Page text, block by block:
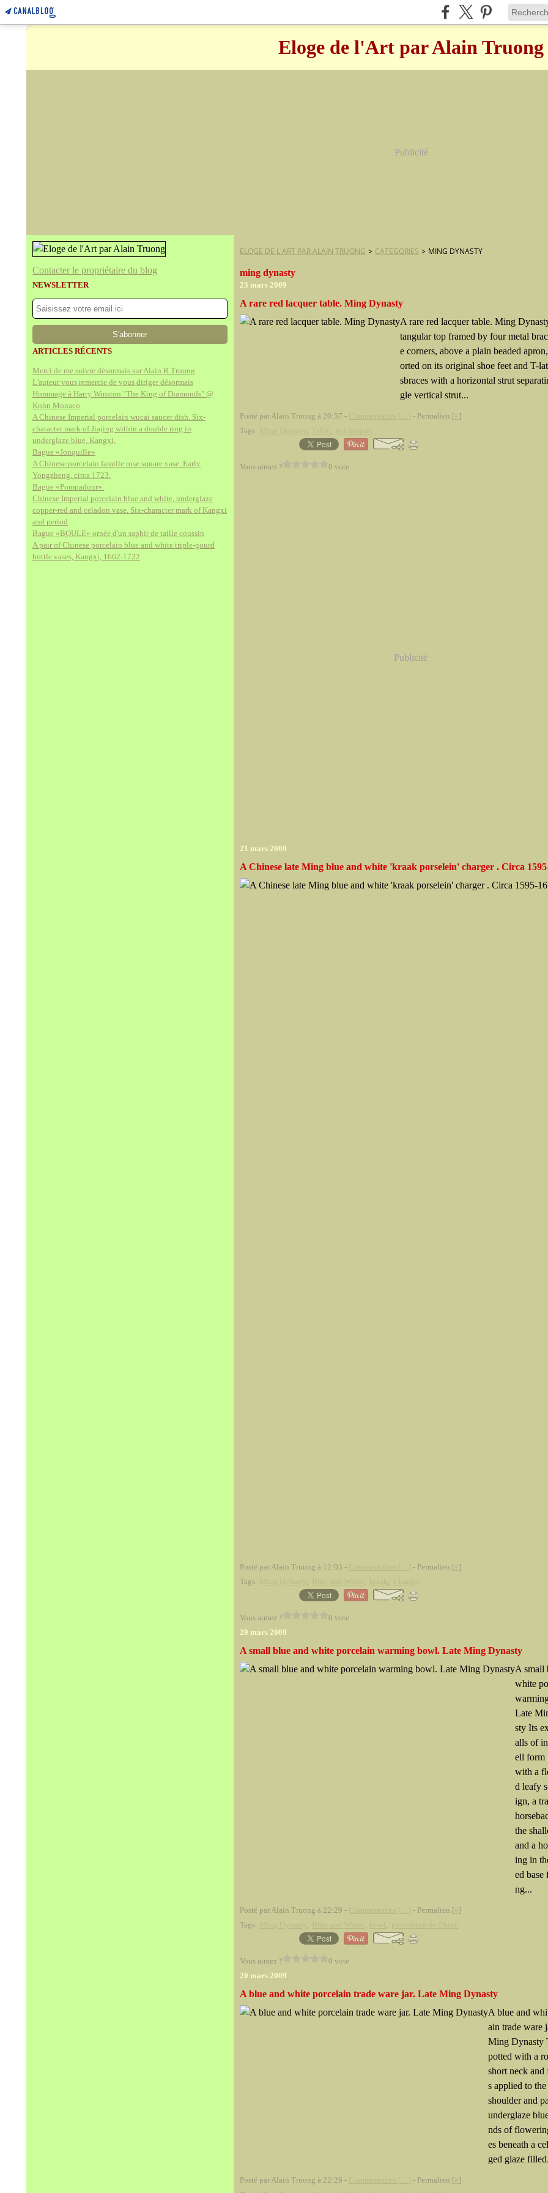
Eloge de l'Art par Alain Truong
Publicité
Contacter le propriétaire du blog
NEWSLETTER
ARTICLES RÉCENTS
Merci de me suivre désormais sur Alain.R.Truong
L'auteur vous remercie de vous diriger désormais
Hommage à Harry Winston "The King of Diamonds" @
Kohn Monaco
A Chinese Imperial porcelain wucai saucer dish. Six-
character mark of Jiajing within a double ring in
underglaze blue, Kangxi,
Bague «Jonquille»
A Chinese porcelain famille rose square vase. Early
Yongzheng, circa 1723.
Bague «Pompadour».
Chinese Imperial porcelain blue and white, underglaze
copper-red and celadon vase. Six-character mark of Kangxi
and period
Bague «BOULE» ornée d'un saphir de taille coussin
A pair of Chinese porcelain blue and white triple-gourd
bottle vases, Kangxi, 1662-1722
ELOGE DE L'ART PAR ALAIN TRUONG > CATEGORIES > MING DYNASTY
ming dynasty
23 mars 2009
A rare red lacquer table. Ming Dynasty
A rare red lacquer table. Ming
tangular top framed by four metal
e corners, above a plain beaded
orted on its original shoe feet and T-
sbraces with a horizontal strut
gle vertical strut...
Posté par Alain Truong à 20:57 - - Permalien [ ]
Tags:
, ,
Vous aimez ? 0 vote
Publicité
21 mars 2009
A Chinese late Ming blue and white 'kraak porselein' charger . Circa
Posté par Alain Truong à 12:03 - - Permalien [ ]
Tags:
, , ,
Vous aimez ?
0 vote
20 mars 2009
A small blue and white porcelain warming bowl. Late Ming Dynasty
A small
white
Late
sty Its
alls of
ell form
with a
d leafy
ign, a
the
and a
ing in
ed base
ng...
Posté par Alain Truong à 22:29 - - Permalien [ ]
Tags:
, , ,
Vous aimez ?
0 vote
20 mars 2009
A blue and white porcelain trade ware jar. Late Ming Dynasty
A blue and
ain trade ware
Ming Dynasty
potted with a
short neck and
s applied to
shoulder and
underglaze
nds of
es beneath a
ged glaze
Posté par Alain Truong à 22:26 - - Permalien [ ]